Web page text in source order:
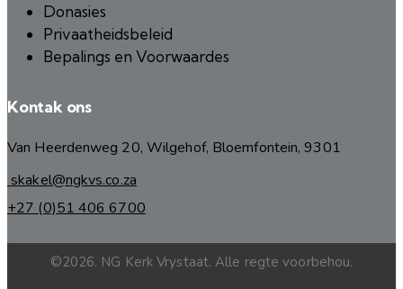
Donasies
Privaatheidsbeleid
Bepalings en Voorwaardes
Kontak ons
Van Heerdenweg 20, Wilgehof, Bloemfontein, 9301
skakel@ngkvs.co.za
+27 (0)51 406 6700
©2026. NG Kerk Vrystaat. Alle regte voorbehou.